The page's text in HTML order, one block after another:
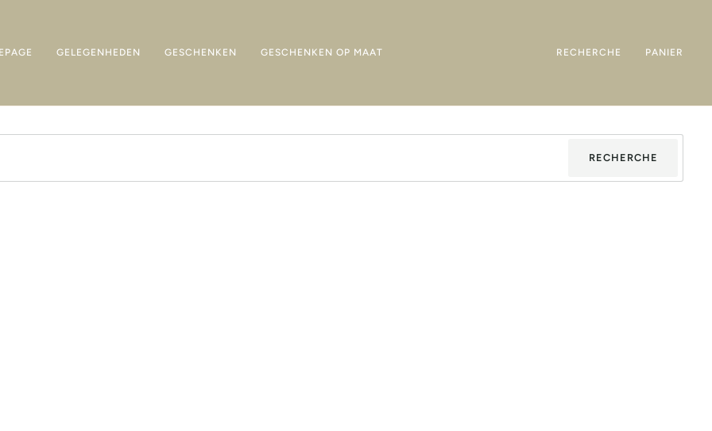
GELEGENHEDEN GESCHENKEN GESCHENKEN OP MAAT RECHERCHE PANIER
RECHERCHE